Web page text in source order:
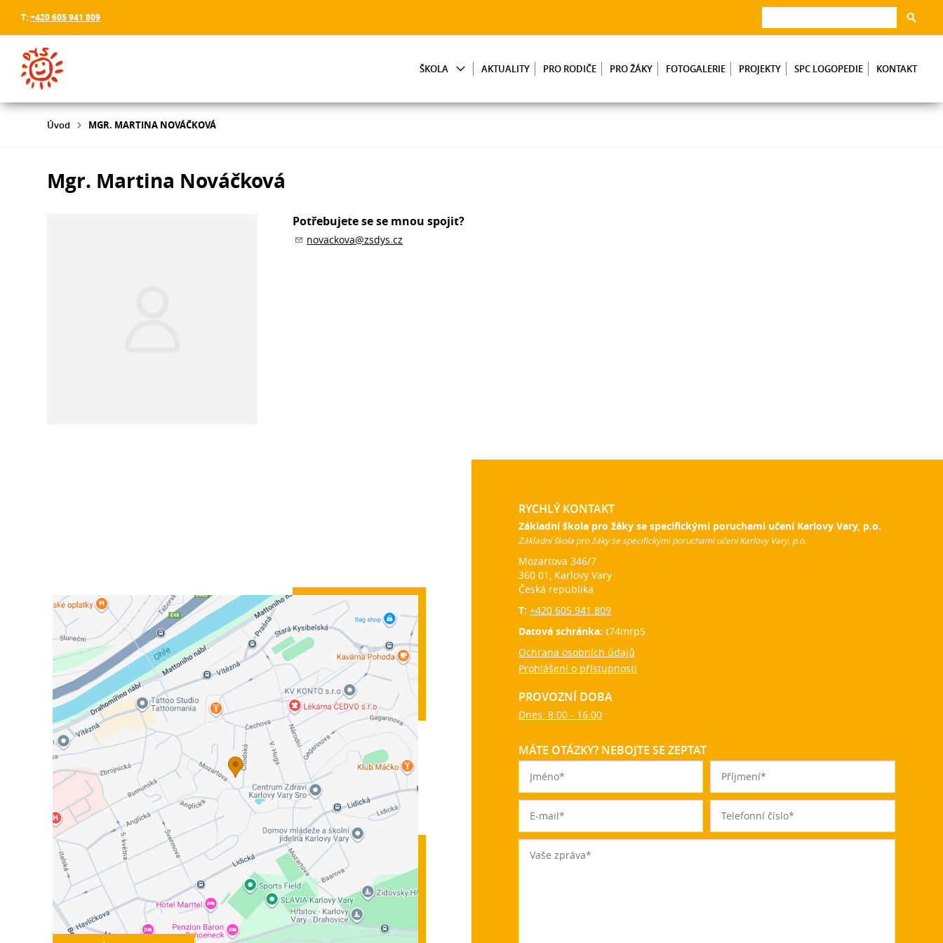
T:+420 605 941 809
ŠKOLA AKTUALITY PRO RODIČE PRO ŽÁKY FOTOGALERIE PROJEKTY SPC LOGOPEDIE KONTAKT
Úvod MGR. MARTINA NOVÁČKOVÁ
Mgr. Martina Nováčková
Potřebujete se se mnou spojit?
novackova@zsdys.cz
RYCHLÝ KONTAKT
Základní škola pro žáky se specifickými poruchami učení Karlovy Vary, p.o.
Základní škola pro žáky se specifickými poruchami učení Karlovy Vary, p.o.
Mozartova 346/7
360 01, Karlovy Vary
Česká republika
T:+420 605 941 809
Datová schránka:t74mrp5
Ochrana osobních údajů
Prohlášení o přístupnosti
PROVOZNÍ DOBA
Dnes: 8:00 - 16:00
MÁTE OTÁZKY? NEBOJTE SE ZEPTAT